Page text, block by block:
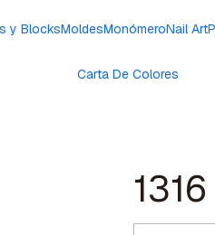
y BlocksMoldesMonómeroNail Art
Carta De Colores